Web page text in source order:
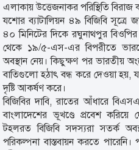
এলাকায় উত্তেজনাকর পরিস্থিতি বিরাজ
যশোর ব্যাটালিয়ন ৪৯ বিজিবি সূত্রে
৪০ মিনিটের দিকে রঘুনাথপুর
থেকে ১৯/৫-এস-এর বিপরীতে
অবস্থান নেয়। কিছুক্ষণ পর ভারতীয়
বাতিগুলো হঠাৎ বন্ধ করে দেওয়া হয়,
দৃষ্টি আকর্ষণ করে।
বিজিবির দাবি, রাতের আঁধারে
বাংলাদেশের ভূখণ্ডে প্রবেশ করিয়ে
টহলরত বিজিবি সদস্যরা সতর্ক
পরিকল্পনা বাস্তবায়ন করতে